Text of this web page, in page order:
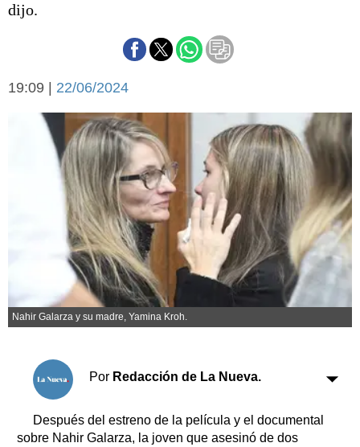
Cines
Economía y campo
Sociedad y tiempo
Sociedad
Tecnología
Turismo
Salud
Es viral
Cartón Lleno
Fúnebres
Clasificados
Suplementos
Servicios
Transportes
Loterías
dijo.
19:09 | 22/06/2024
Nahir Galarza y su madre, Yamina Kroh.
Por Redacción de La Nueva.
Después del estreno de la película y el documental
sobre Nahir Galarza, la joven que asesinó de dos